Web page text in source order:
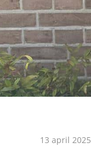
13 april 2025